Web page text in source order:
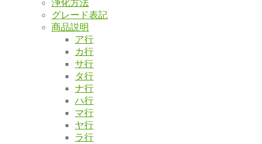
浄化方法
グレード表記
商品説明
ア行
カ行
サ行
タ行
ナ行
ハ行
マ行
ヤ行
ラ行